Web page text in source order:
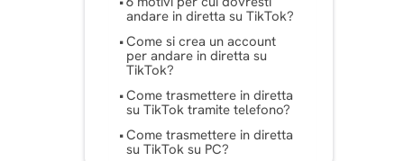
andare in diretta su TikTok?
Come si crea un account
per andare in diretta su
TikTok?
Come trasmettere in diretta
su TikTok tramite telefono?
Come trasmettere in diretta
su TikTok su PC?